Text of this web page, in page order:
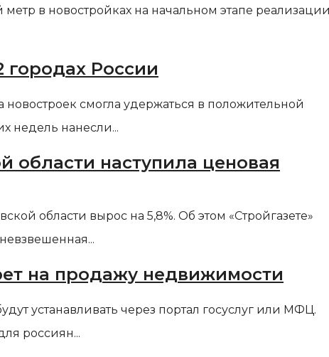
в новостройках на начальном этапе
городах России
смогла удержаться в положительной
недель нанесли...
области наступила ценовая
области вырос на 5,8%. Об этом «Стройгазете»
на продажу недвижимости
устанавливать через портал госуслуг или МФЦ.
россиян...